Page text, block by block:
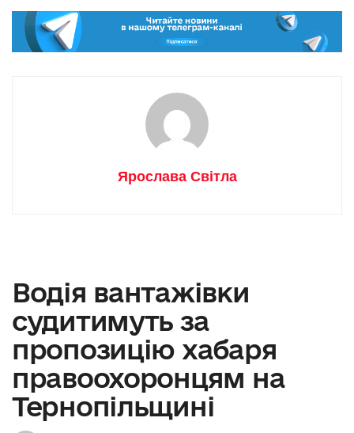
Ярослава Світла
Водія вантажівки
судитимуть за
пропозицію хабаря
правоохоронцям на
Тернопільщині